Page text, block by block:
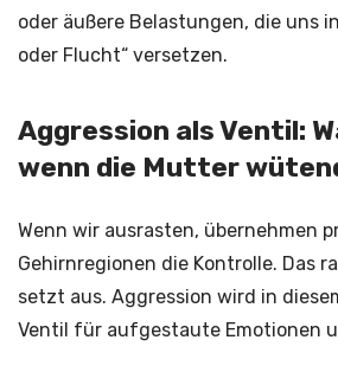
oder äußere Belastungen, die uns
oder Flucht“ versetzen.
Aggression als Ventil:
wenn die Mutter
Wenn wir ausrasten, übernehmen
Gehirnregionen die Kontrolle. Das
setzt aus. Aggression wird in
Ventil für aufgestaute Emotionen